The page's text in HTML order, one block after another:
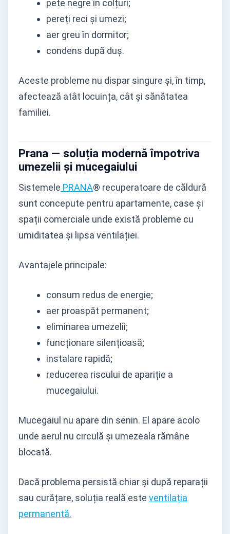
pete negre în colțuri;
pereți reci și umezi;
aer greu în dormitor;
condens după duș.
Aceste probleme nu dispar singure și, în timp,
afectează atât locuința, cât și sănătatea
familiei.
Prana — soluția modernă împotriva
umezelii și mucegaiului
Sistemele PRANA® recuperatoare de căldură
sunt concepute pentru apartamente, case și
spații comerciale unde există probleme cu
umiditatea și lipsa ventilației.
Avantajele principale:
consum redus de energie;
aer proaspăt permanent;
eliminarea umezelii;
funcționare silențioasă;
instalare rapidă;
reducerea riscului de apariție a
mucegaiului.
Mucegaiul nu apare din senin. El apare acolo
unde aerul nu circulă și umezeala rămâne
blocată.
Dacă problema persistă chiar și după reparații
sau curățare, soluția reală este ventilația
permanentă.